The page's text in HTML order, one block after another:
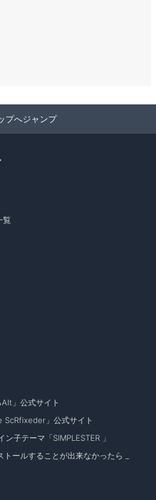
プへジャンプ
覧
」公式サイト
ScRfixeder」公式サイト
子テーマ「SIMPLESTER 」
ールすることが出来なかったら _